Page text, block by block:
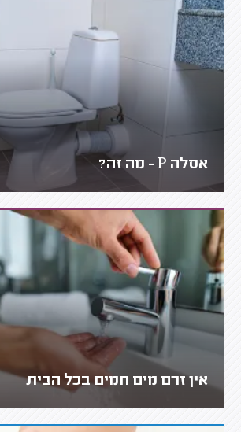
אסלה P - מה זה?
אין זרם מים חמים בכל הבית